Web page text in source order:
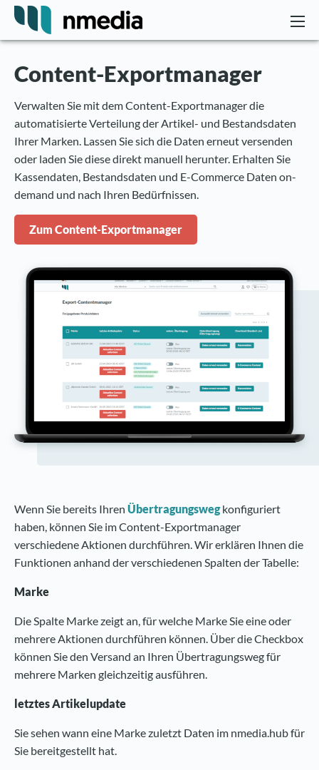
Content-Exportmanager
Verwalten Sie mit dem Content-Exportmanager die
automatisierte Verteilung der Artikel- und Bestandsdaten
Ihrer Marken. Lassen Sie sich die Daten erneut versenden
oder laden Sie diese direkt manuell herunter. Erhalten Sie
Kassendaten, Bestandsdaten und E-Commerce Daten on-
demand und nach Ihren Bedürfnissen.
Zum Content-Exportmanager
Wenn Sie bereits Ihren Übertragungswegkonfiguriert
haben, können Sie im Content-Exportmanager
verschiedene Aktionen durchführen. Wir erklären Ihnen die
Funktionen anhand der verschiedenen Spalten der Tabelle:
Marke
Die Spalte Marke zeigt an, für welche Marke Sie eine oder
mehrere Aktionen durchführen können. Über die Checkbox
können Sie den Versand an Ihren Übertragungsweg für
mehrere Marken gleichzeitig ausführen.
letztes Artikelupdate
Sie sehen wann eine Marke zuletzt Daten im nmedia.hub für
Sie bereitgestellt hat.